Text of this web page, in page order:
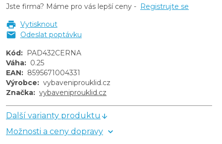
Jste firma? Máme pro vás lepší ceny - Registrujte se
Vytisknout
Odeslat poptávku
Kód: PAD432CERNA
Váha: 0.25
EAN: 8595671004331
Výrobce: vybaveniprouklid.cz
Značka: vybaveniprouklid.cz
Další varianty produktu
Možnosti a ceny dopravy